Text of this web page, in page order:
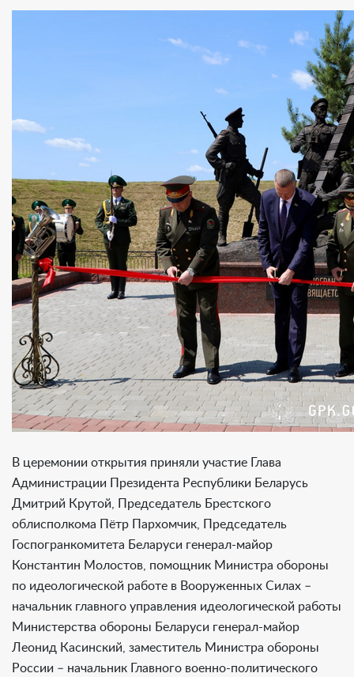
В церемонии открытия приняли участие Глава
Администрации Президента Республики Беларусь
Дмитрий Крутой, Председатель Брестского
облисполкома Пётр Пархомчик, Председатель
Госпогранкомитета Беларуси генерал-майор
Константин Молостов, помощник Министра обороны
по идеологической работе в Вооруженных Силах –
начальник главного управления идеологической работы
Министерства обороны Беларуси генерал-майор
Леонид Касинский, заместитель Министра обороны
России – начальник Главного военно-политического